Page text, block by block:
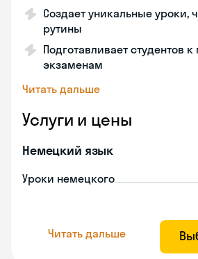
Создает уникальные уроки,
рутины
Подготавливает студентов
экзаменам
Читать дальше
Услуги и цены
Немецкий язык
Уроки немецкого
Читать дальше